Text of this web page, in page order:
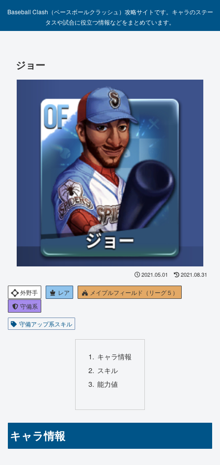
Baseball Clash（ベースボールクラッシュ）攻略サイトです。キャラのステー
タスや試合に役立つ情報などをまとめています。
ジョー
2021.05.01 2021.08.31
外野手 レア
メイプルフィールド（リーグ５）
守備系
守備アップ系スキル
キャラ情報
スキル
能力値
キャラ情報